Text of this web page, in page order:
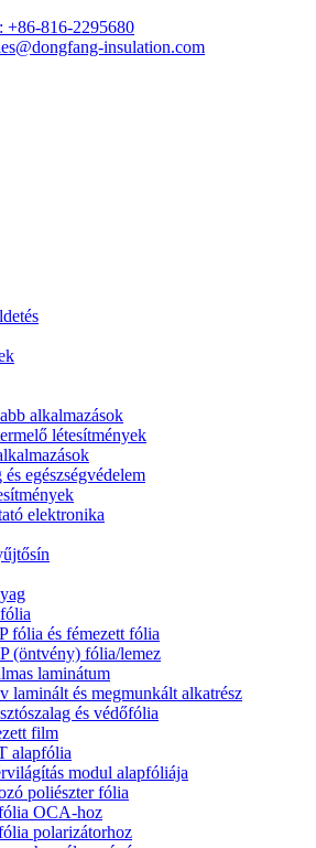
+86-816-2295680
insulation.com
alkalmazások
létesítmények
egészségvédelem
elektronika
fólia és fémezett fólia
(öntvény) fólia/lemez
laminátum
laminált és megmunkált alkatrész
és védőfólia
film
alapfólia
modul alapfóliája
poliészter fólia
OCA-hoz
polarizátorhoz